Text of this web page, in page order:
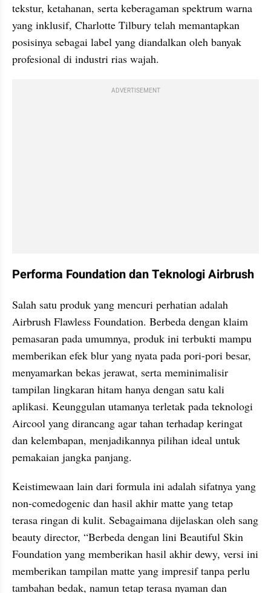
tekstur, ketahanan, serta keberagaman spektrum warna
yang inklusif, Charlotte Tilbury telah memantapkan
posisinya sebagai label yang diandalkan oleh banyak
profesional di industri rias wajah.
ADVERTISEMENT
Performa Foundation dan Teknologi Airbrush
Salah satu produk yang mencuri perhatian adalah
Airbrush Flawless Foundation. Berbeda dengan klaim
pemasaran pada umumnya, produk ini terbukti mampu
memberikan efek blur yang nyata pada pori-pori besar,
menyamarkan bekas jerawat, serta meminimalisir
tampilan lingkaran hitam hanya dengan satu kali
aplikasi. Keunggulan utamanya terletak pada teknologi
Aircool yang dirancang agar tahan terhadap keringat
dan kelembapan, menjadikannya pilihan ideal untuk
pemakaian jangka panjang.
Keistimewaan lain dari formula ini adalah sifatnya yang
non-comedogenic dan hasil akhir matte yang tetap
terasa ringan di kulit. Sebagaimana dijelaskan oleh sang
beauty director, “Berbeda dengan lini Beautiful Skin
Foundation yang memberikan hasil akhir dewy, versi ini
memberikan tampilan matte yang impresif tanpa perlu
tambahan bedak, namun tetap terasa nyaman dan